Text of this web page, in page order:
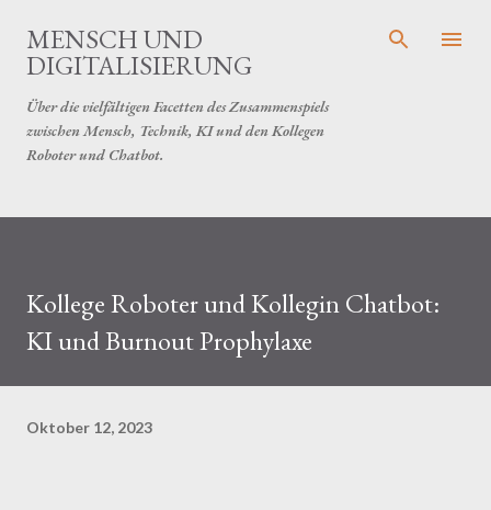
Direkt zum Hauptbereich
MENSCH UND
DIGITALISIERUNG
Über die vielfältigen Facetten des Zusammenspiels
zwischen Mensch, Technik, KI und den Kollegen
Roboter und Chatbot.
Kollege Roboter und Kollegin Chatbot:
KI und Burnout Prophylaxe
Oktober 12, 2023